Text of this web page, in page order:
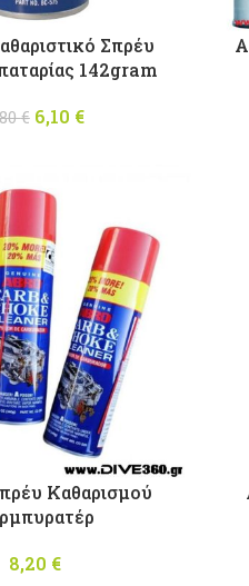
Σπρέυ
142gram
€
Original price
6,10 €
Καθαρισμού
8,20 €